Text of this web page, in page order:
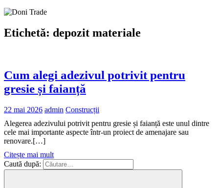
Etichetă: depozit materiale
Cum alegi adezivul potrivit pentru
gresie și faianță
22 mai 2026 admin Construcții
Alegerea adezivului potrivit pentru gresie și faianță este unul dintre
cele mai importante aspecte într-un proiect de amenajare sau
renovare.[…]
Citește mai mult
Caută după: